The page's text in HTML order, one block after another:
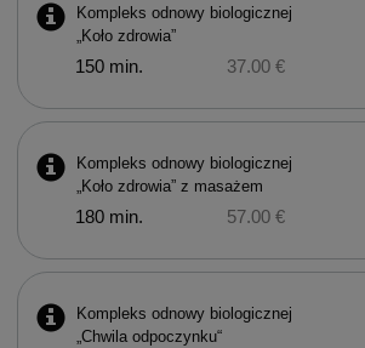
Kompleks odnowy biologicznej
„Koło zdrowia”
150 min. 37.00 €
Kompleks odnowy biologicznej
„Koło zdrowia” z masażem
180 min. 57.00 €
Kompleks odnowy biologicznej
„Chwila odpoczynku“